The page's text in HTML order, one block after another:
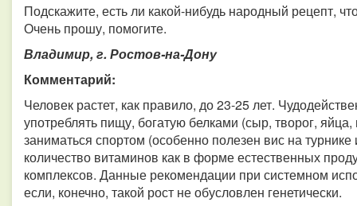
Подскажите, есть ли какой-нибудь народный рецепт,
Очень прошу, помогите.
Владимир, г. Ростов-на-Дону
Комментарий:
Человек растет, как правило, до 23-25 лет.
употреблять пищу, богатую белками (сыр, творог,
заниматься спортом (особенно полезен вис на
количество витаминов как в форме естественных
комплексов. Данные рекомендации при системном
если, конечно, такой рост не обусловлен генетически.